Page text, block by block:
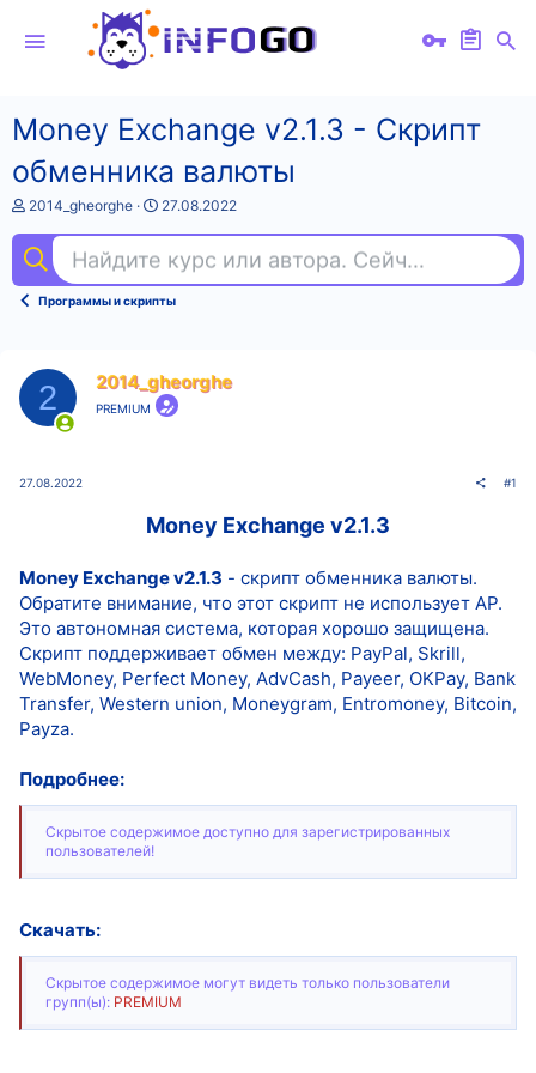
Money Exchange v2.1.3 - Скрипт
обменника валюты
А
т
о
т
2014_gheorghe
Д
н
а
а
27.08.2022
Найдите курс или автора. Сейчас ищут
Программы и скрипты
2 2014_gheorghe
PREMIUM
27.08.2022 #1
Money Exchange v2.1.3
Money Exchange v2.1.3 - скрипт обменника валюты.
Обратите внимание, что этот скрипт не использует AP.
Это автономная система, которая хорошо защищена.
Скрипт поддерживает обмен между: PayPal, Skrill,
WebMoney, Perfect Money, AdvCash, Payeer, OKPay, Bank
Transfer, Western union, Moneygram, Entromoney, Bitcoin,
Payza.
Подробнее:
Скрытое содержимое доступно для зарегистрированных
пользователей!
Скачать:
Скрытое содержимое могут видеть только пользователи
групп(ы): PREMIUM